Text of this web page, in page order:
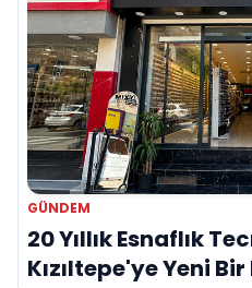
GÜNDEM
20 Yıllık Esnaflık
Kızıltepe'ye Yeni